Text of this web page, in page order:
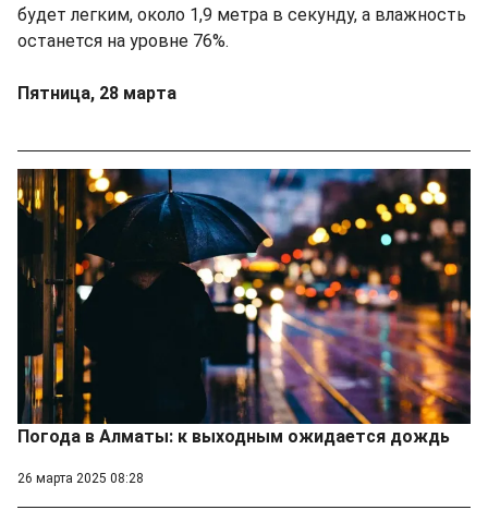
будет легким, около 1,9 метра в секунду, а влажность
останется на уровне 76%.
Пятница, 28 марта
Погода в Алматы: к выходным ожидается дождь
26 марта 2025 08:28